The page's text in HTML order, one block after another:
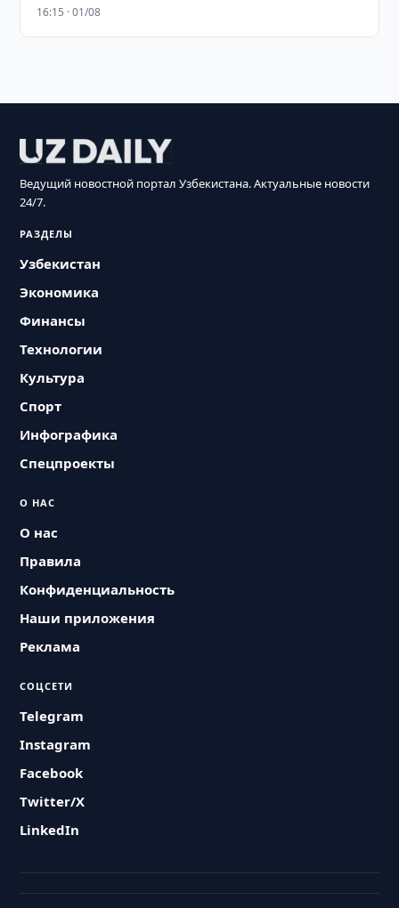
16:15 · 01/08
Ведущий новостной портал Узбекистана. Актуальные новости
24/7.
РАЗДЕЛЫ
Узбекистан
Экономика
Финансы
Технологии
Культура
Спорт
Инфографика
Спецпроекты
О НАС
О нас
Правила
Конфиденциальность
Наши приложения
Реклама
СОЦСЕТИ
Telegram
Instagram
Facebook
Twitter/X
LinkedIn